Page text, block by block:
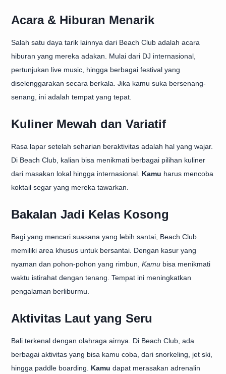
Acara & Hiburan Menarik
Salah satu daya tarik lainnya dari Beach Club adalah acara
hiburan yang mereka adakan. Mulai dari DJ internasional,
pertunjukan live music, hingga berbagai festival yang
diselenggarakan secara berkala. Jika kamu suka bersenang-
senang, ini adalah tempat yang tepat.
Kuliner Mewah dan Variatif
Rasa lapar setelah seharian beraktivitas adalah hal yang wajar.
Di Beach Club, kalian bisa menikmati berbagai pilihan kuliner
dari masakan lokal hingga internasional. Kamu harus mencoba
koktail segar yang mereka tawarkan.
Bakalan Jadi Kelas Kosong
Bagi yang mencari suasana yang lebih santai, Beach Club
memiliki area khusus untuk bersantai. Dengan kasur yang
nyaman dan pohon-pohon yang rimbun, Kamu bisa menikmati
waktu istirahat dengan tenang. Tempat ini meningkatkan
pengalaman berliburmu.
Aktivitas Laut yang Seru
Bali terkenal dengan olahraga airnya. Di Beach Club, ada
berbagai aktivitas yang bisa kamu coba, dari snorkeling, jet ski,
hingga paddle boarding. Kamu dapat merasakan adrenalin